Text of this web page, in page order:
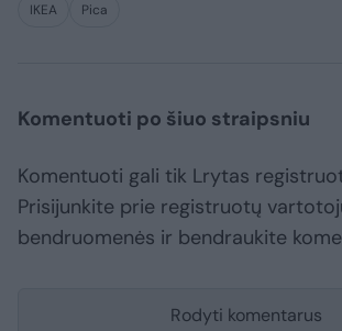
IKEA Pica
Komentuoti po šiuo straipsniu
Komentuoti gali tik Lrytas
Prisijunkite prie registruotų
bendruomenės ir bendraukite
Rodyti komentarus